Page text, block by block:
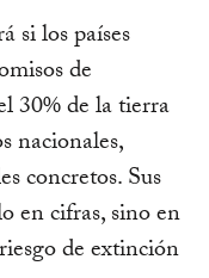
si los países
de
30% de la tierra
nacionales,
concretos. Sus
en cifras, sino en
de extinción